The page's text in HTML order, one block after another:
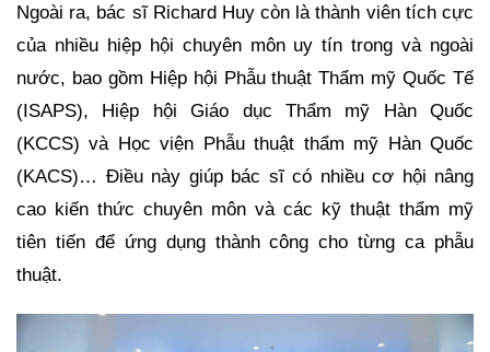
Ngoài ra, bác sĩ Richard Huy còn là thành viên tích cực
của nhiều hiệp hội chuyên môn uy tín trong và ngoài
nước, bao gồm Hiệp hội Phẫu thuật Thẩm mỹ Quốc Tế
(ISAPS), Hiệp hội Giáo dục Thẩm mỹ Hàn Quốc
(KCCS) và Học viện Phẫu thuật thẩm mỹ Hàn Quốc
(KACS)… Điều này giúp bác sĩ có nhiều cơ hội nâng
cao kiến thức chuyên môn và các kỹ thuật thẩm mỹ
tiên tiến để ứng dụng thành công cho từng ca phẫu
thuật.